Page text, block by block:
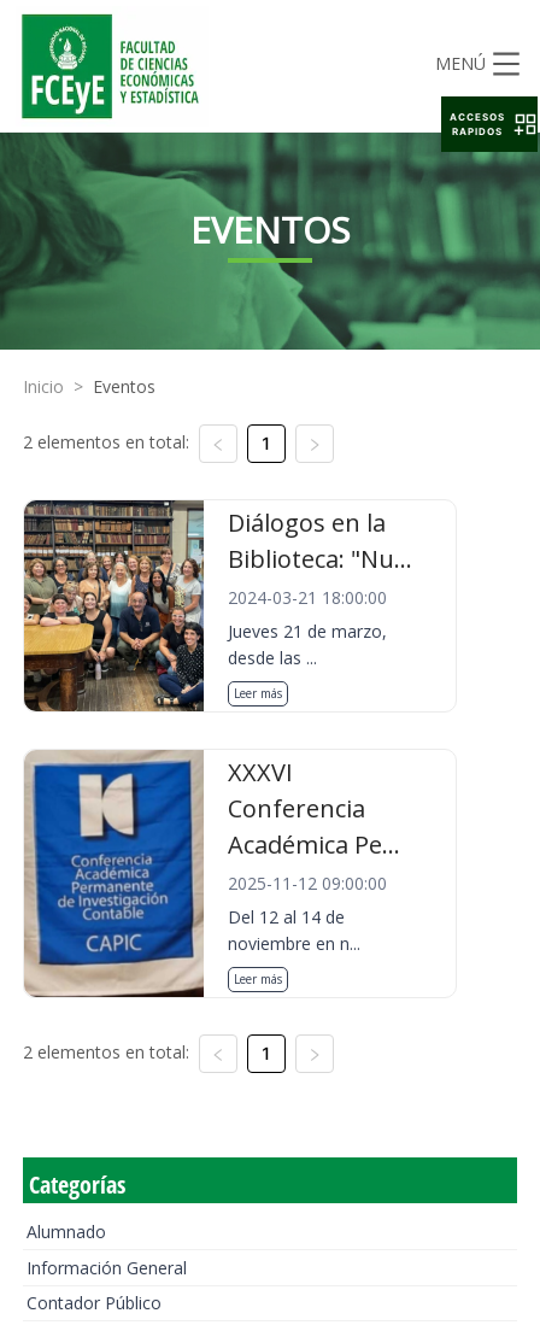
MENÚ
EVENTOS
Inicio > Eventos
2 elementos en total: 1
Diálogos en la
Biblioteca: "Nu...
2024-03-21 18:00:00
Jueves 21 de marzo,
desde las ...
Leer más
XXXVI
Conferencia
Académica Pe...
2025-11-12 09:00:00
Del 12 al 14 de
noviembre en n...
Leer más
2 elementos en total: 1
Categorías
Alumnado
Información General
Contador Público
ACCESOS
RAPIDOS